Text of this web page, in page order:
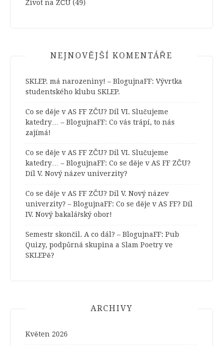
Život na ZČU (49)
NEJNOVĚJŠÍ KOMENTÁŘE
SKLEP. má narozeniny! – BlogujnaFF: Vývrtka
studentského klubu SKLEP.
Co se děje v AS FF ZČU? Díl VI. Slučujeme
katedry… – BlogujnaFF: Co vás trápí, to nás
zajímá!
Co se děje v AS FF ZČU? Díl VI. Slučujeme
katedry… – BlogujnaFF: Co se děje v AS FF ZČU?
Díl V. Nový název univerzity?
Co se děje v AS FF ZČU? Díl V. Nový název
univerzity? – BlogujnaFF: Co se děje v AS FF? Díl
IV. Nový bakalářský obor!
Semestr skončil. A co dál? – BlogujnaFF: Pub
Quizy, podpůrná skupina a Slam Poetry ve
SKLEPě?
ARCHIVY
Květen 2026